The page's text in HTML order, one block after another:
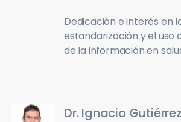
Dedicación e interés en
estandarización y el uso
de la información en
Dr. Ignacio Gutiérrez